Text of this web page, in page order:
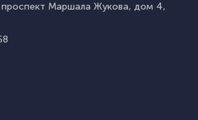
проспект Маршала Жукова, дом 4,